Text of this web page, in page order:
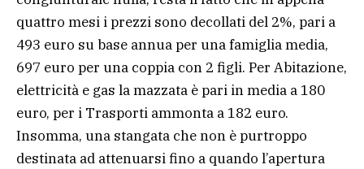
quattro mesi i prezzi sono decollati del 2%, pari a
493 euro su base annua per una famiglia media,
697 euro per una coppia con 2 figli. Per Abitazione,
elettricità e gas la mazzata è pari in media a 180
euro, per i Trasporti ammonta a 182 euro.
Insomma, una stangata che non è purtroppo
destinata ad attenuarsi fino a quando l’apertura